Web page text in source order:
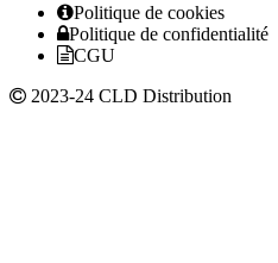
Politique de cookies
Politique de confidentialité
CGU
2023-24 CLD Distribution